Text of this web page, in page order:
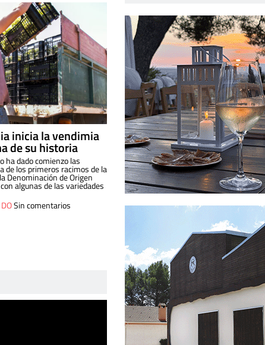
inicia la vendimia
de su historia
ha dado comienzo las
de los primeros racimos de la
Denominación de Origen
algunas de las variedades
Sin comentarios